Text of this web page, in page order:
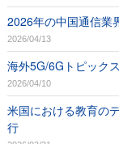
2026年の中国通信業
2026/04/13
海外5G/6Gトピック
2026/04/10
米国における教育の
行